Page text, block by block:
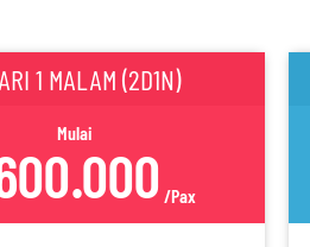
1 MALAM (2D1N)
Mulai
/Pax